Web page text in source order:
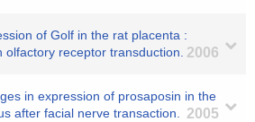
of Golf in the rat placenta :
olfactory receptor transduction. 2006
in expression of prosaposin in the
after facial nerve transaction.
2005